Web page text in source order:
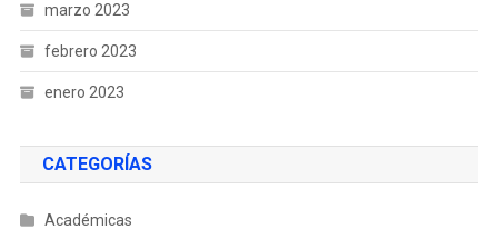
marzo 2023
febrero 2023
enero 2023
CATEGORÍAS
Académicas